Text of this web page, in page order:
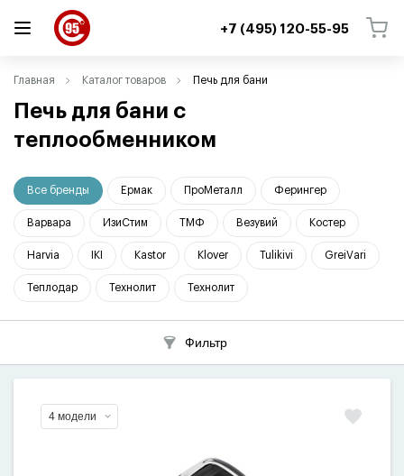
+7 (495) 120-55-95
Главная Каталог товаров Печь для бани
Печь для бани с
теплообменником
Все бренды Ермак ПроМеталл Ферингер
Варвара ИзиСтим ТМФ Везувий Костер
Harvia IKI Kastor Klover Tulikivi GreiVari
Теплодар Технолит Технолит
Фильтр
4 модели
ВЕРНУТЬСЯ
ВЕРНУТЬСЯ